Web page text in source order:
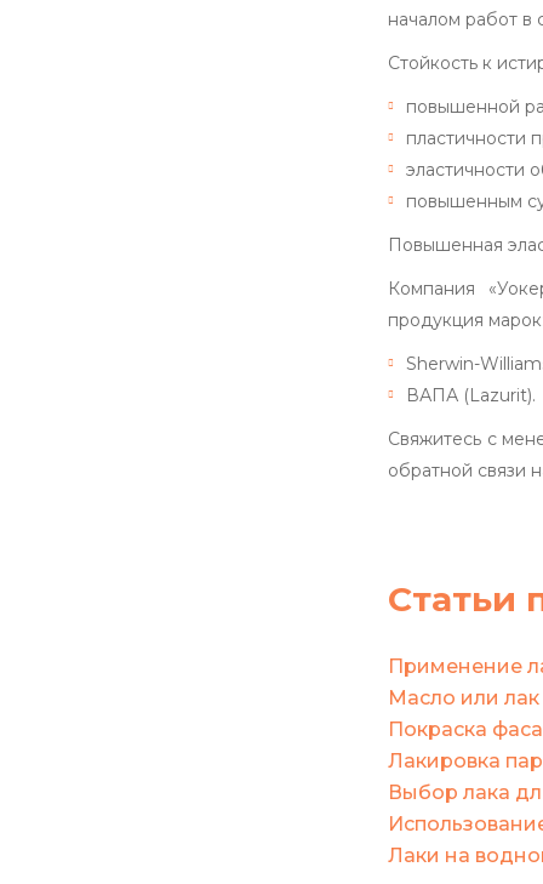
началом работ в
Стойкость к
повышенной
пластичности
эластичности
повышенным
Повышенная
Компания
продукция
Sherwin-
ВАПА (Lazurit).
Свяжитесь с
обратной связи
Статьи
Применение
Масло или лак
Покраска
Лакировка
Выбор лака
Лаки на